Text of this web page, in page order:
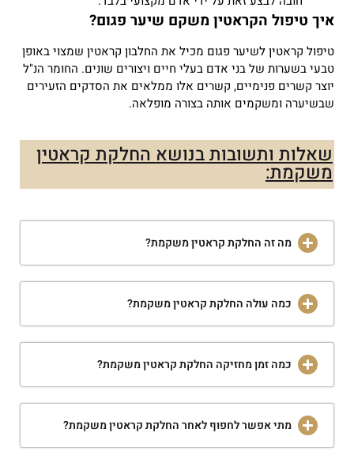
איך טיפול הקראטין משקם שיער פגום?
טיפול קראטין לשיער פגום מכיל את החלבון קראטין שמצוי באופן
טבעי בשערות של בני אדם בעלי חיים ויצורים שונים. החומר הנ"ל
יוצר קשרים פנימיים, קשרים אלו ממלאים את הסדקים הזעירים
שבשיערה ומשקמים אותה בצורה מופלאה.
שאלות ותשובות בנושא החלקת קראטין
משקמת:
מה זה החלקת קראטין משקמת?
כמה עולה החלקת קראטין משקמת?
כמה זמן מחזיקה החלקת קראטין משקמת?
מתי אפשר לחפוף לאחר החלקת קראטין משקמת?